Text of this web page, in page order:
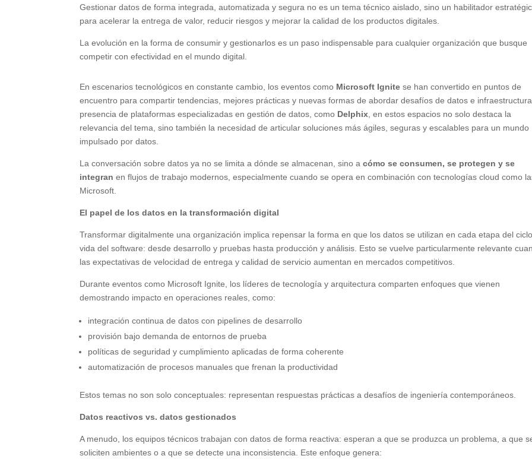
Gestionar datos de forma integrada, automatizada y segura no es un tema técnico aislado, sino un habilitador
para acelerar la entrega de valor, reducir riesgos y mejorar la calidad de los productos digitales.
La evolución en la forma de consumir y gestionarlos es un paso indispensable para cualquier organización que busque
competir con efectividad en el mundo digital.
En escenarios tecnológicos en constante cambio, los eventos como Microsoft Ignite se han convertido en puntos de
encuentro para compartir tendencias, mejores prácticas y nuevas formas de abordar desafíos de datos e
presencia de plataformas especializadas en gestión de datos, como Delphix , en estos espacios no solo destaca la
relevancia del tema, sino también la necesidad de articular soluciones más ágiles, seguras y escalables para un mundo
impulsado por datos.
La conversación sobre datos ya no se limita a dónde se almacenan, sino acómo se consumen, se protegen y se
integran en flujos de trabajo modernos, especialmente cuando se opera en combinación con tecnologías cloud como
Microsoft.
El papel de los datos en la transformación digital
Transformar digitalmente una organización implica repensar la forma en que los datos se utilizan en cada etapa del
vida del software: desde desarrollo y pruebas hasta producción y análisis. Esto se vuelve particularmente relevante
las expectativas de velocidad de entrega y calidad de servicio aumentan en mercados competitivos.
Durante eventos como Microsoft Ignite, los líderes de tecnología y arquitectura comparten enfoques que vienen
demostrando impacto en operaciones reales, como:
integración continua de datos con pipelines de desarrollo
provisión bajo demanda de entornos de prueba
políticas de seguridad y cumplimiento aplicadas de forma coherente
automatización de procesos manuales que frenan la productividad
Estos temas no son solo conceptuales: representan respuestas prácticas a desafíos de ingeniería contemporáneos.
Datos reactivos vs. datos gestionados
A menudo, los equipos técnicos trabajan con datos de forma reactiva: esperan a que se produzca un problema, a que
soliciten ambientes o a que se detecte una inconsistencia. Este enfoque genera: